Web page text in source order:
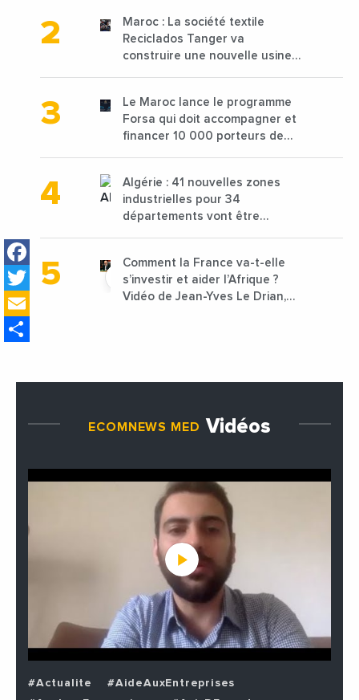
Facebook
Twitter
Maroc : La société textile
Reciclados Tanger va
construire une nouvelle usine
Le Maroc lance le programme
Forsa qui doit accompagner et
financer 10 000 porteurs de
Algérie : 41 nouvelles zones
industrielles pour 34
départements vont être
Comment la France va-t-elle
s’investir et aider l’Afrique ?
Vidéo de Jean-Yves Le Drian,
ECOMNEWS MED Vidéos
#Actualite
#AideAuxEntreprises